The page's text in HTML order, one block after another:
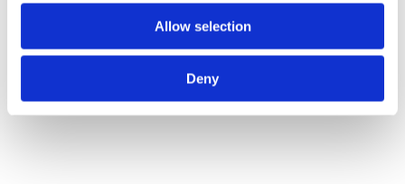
Allow selection
Deny